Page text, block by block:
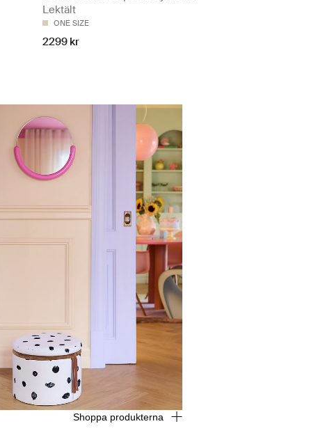
Lektält
ONE SIZE
2299 kr
Shoppa produkterna